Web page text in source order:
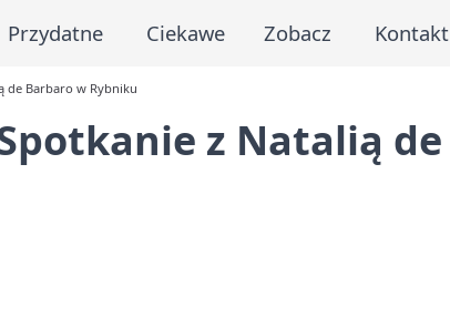
Przydatne Ciekawe Zobacz Kontakt
de Barbaro w Rybniku
z Natalią de